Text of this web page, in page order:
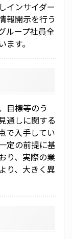
インサイダー
報開示を行う
ループ社員全
す。
目標等のう
通しに関する
で入手してい
定の前提に基
り、実際の業
り、大きく異